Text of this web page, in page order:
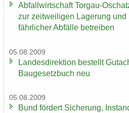
Ab­fall­wirt­schaft Torgau-​
zur zeit­wei­li­gen La­ge­rung
fähr­li­cher Ab­fäl­le be­trei­ben
05.08.2009
Lan­des­di­rek­ti­on be­stellt
Bau­ge­setz­buch neu
05.08.2009
Bund för­dert Si­che­rung,